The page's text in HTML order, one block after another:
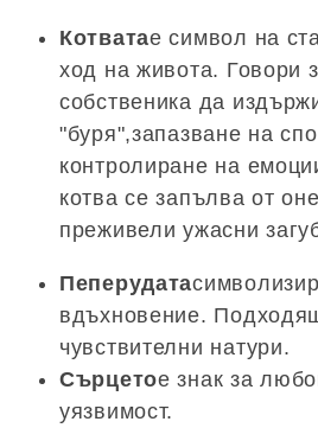
Котватае символ на
ход на живота. Говори
собственика да
"буря",запазване на
контролиране на
котва се запълва от
преживели ужасни
Пеперудата
вдъхновение.
чувствителни натури.
Сърцетое знак за
уязвимост.